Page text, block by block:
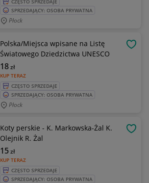
CZĘSTO SPRZEDAJE
SPRZEDAJĄCY: OSOBA PRYWATNA
Płock
Polska/Miejsca wpisane na Listę
Światowego Dziedzictwa UNESCO
KUP TERAZ
18zł
CZĘSTO SPRZEDAJE
SPRZEDAJĄCY: OSOBA PRYWATNA
Płock
Koty perskie - K. Markowska-Żal K.
Olejnik R. Żal
KUP TERAZ
15zł
CZĘSTO SPRZEDAJE
SPRZEDAJĄCY: OSOBA PRYWATNA